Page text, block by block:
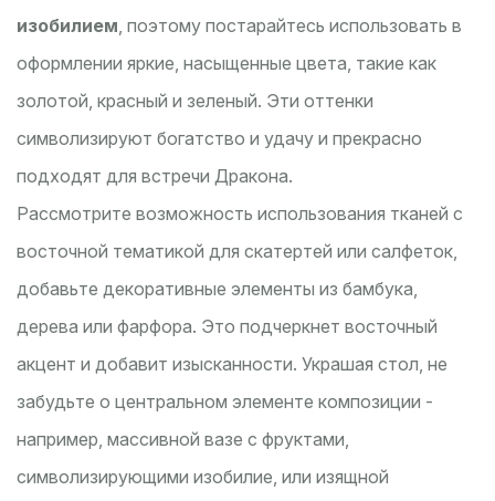
изобилием , поэтому постарайтесь использовать в
оформлении яркие, насыщенные цвета, такие как
золотой, красный и зеленый. Эти оттенки
символизируют богатство и удачу и прекрасно
подходят для встречи Дракона.
Рассмотрите возможность использования тканей с
восточной тематикой для скатертей или салфеток,
добавьте декоративные элементы из бамбука,
дерева или фарфора. Это подчеркнет восточный
акцент и добавит изысканности. Украшая стол, не
забудьте о центральном элементе композиции -
например, массивной вазе с фруктами,
символизирующими изобилие, или изящной